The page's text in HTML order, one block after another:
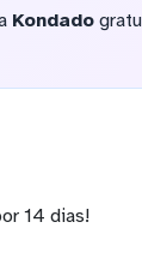
Kondado
14 dias!